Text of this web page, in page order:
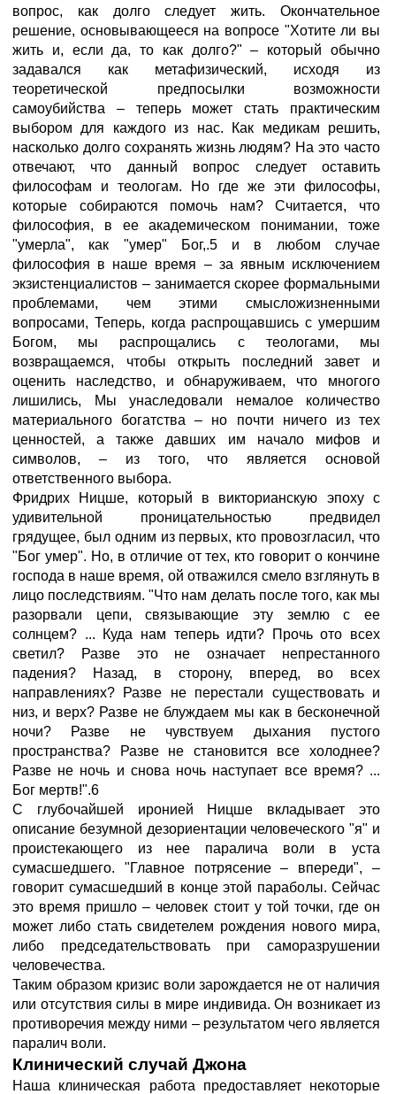
вопрос, как долго следует жить. Окончательное
решение, основывающееся на вопросе "Хотите ли вы
жить и, если да, то как долго?" – который обычно
задавался как метафизический, исходя из
теоретической предпосылки возможности
самоубийства – теперь может стать практическим
выбором для каждого из нас. Как медикам решить,
насколько долго сохранять жизнь людям? На это часто
отвечают, что данный вопрос следует оставить
философам и теологам. Но где же эти философы,
которые собираются помочь нам? Считается, что
философия, в ее академическом понимании, тоже
"умерла", как "умер" Бог,.5 и в любом случае
философия в наше время – за явным исключением
экзистенциалистов – занимается скорее формальными
проблемами, чем этими смысложизненными
вопросами, Теперь, когда распрощавшись с умершим
Богом, мы распрощались с теологами, мы
возвращаемся, чтобы открыть последний завет и
оценить наследство, и обнаруживаем, что многого
лишились, Мы унаследовали немалое количество
материального богатства – но почти ничего из тех
ценностей, а также давших им начало мифов и
символов, – из того, что является основой
ответственного выбора.
Фридрих Ницше, который в викторианскую эпоху с
удивительной проницательностью предвидел
грядущее, был одним из первых, кто провозгласил, что
"Бог умер". Но, в отличие от тех, кто говорит о кончине
господа в наше время, ой отважился смело взглянуть в
лицо последствиям. "Что нам делать после того, как мы
разорвали цепи, связывающие эту землю с ее
солнцем? ... Куда нам теперь идти? Прочь ото всех
светил? Разве это не означает непрестанного
падения? Назад, в сторону, вперед, во всех
направлениях? Разве не перестали существовать и
низ, и верх? Разве не блуждаем мы как в бесконечной
ночи? Разве не чувствуем дыхания пустого
пространства? Разве не становится все холоднее?
Разве не ночь и снова ночь наступает все время? ...
Бог мертв!".6
С глубочайшей иронией Ницше вкладывает это
описание безумной дезориентации человеческого "я" и
проистекающего из нее паралича воли в уста
сумасшедшего. "Главное потрясение – впереди", –
говорит сумасшедший в конце этой параболы. Сейчас
это время пришло – человек стоит у той точки, где он
может либо стать свидетелем рождения нового мира,
либо председательствовать при саморазрушении
человечества.
Таким образом кризис воли зарождается не от наличия
или отсутствия силы в мире индивида. Он возникает из
противоречия между ними – результатом чего является
паралич воли.
Клинический случай Джона
Наша клиническая работа предоставляет некоторые